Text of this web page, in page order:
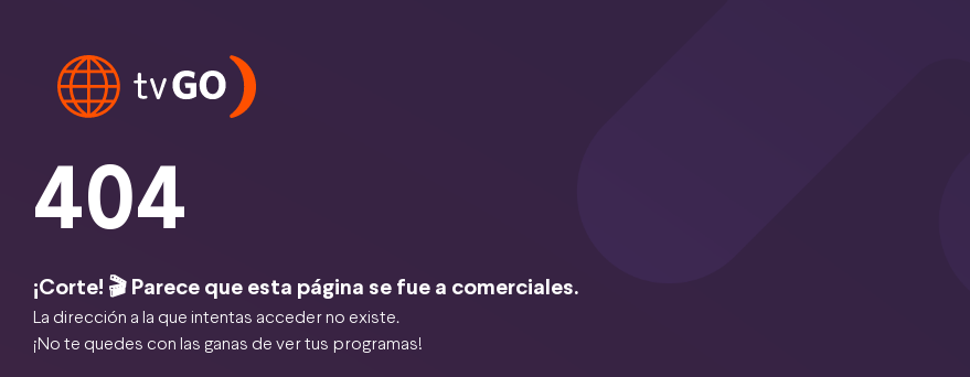
404
¡Corte! 🎬 Parece que esta página se fue a comerciales.
La dirección a la que intentas acceder no existe.
¡No te quedes con las ganas de ver tus programas!